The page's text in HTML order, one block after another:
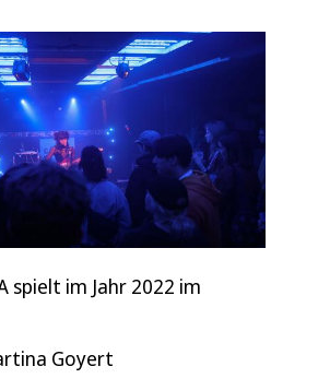
spielt im Jahr 2022 im
Goyert